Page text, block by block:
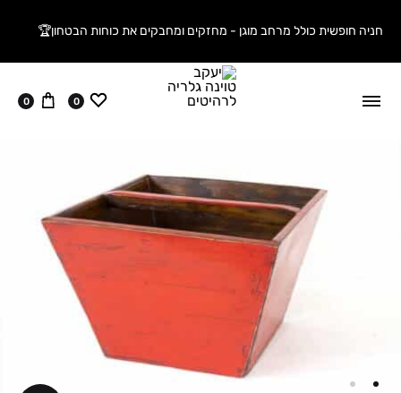
חניה חופשית כולל מרחב מוגן - מחזקים ומחבקים את כוחות הבטחון🏆
ווישליסט
0 עגלה
0